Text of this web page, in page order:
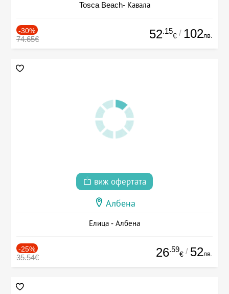
Tosca Beach- Кавала
-30%
74.65€ 52.15
€ / 102лв.
виж офертата
Албена
Елица - Албена
-25%
35.54€ 26.59
€ / 52лв.